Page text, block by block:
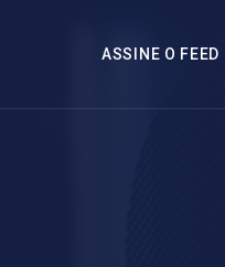
ASSINE O FEED